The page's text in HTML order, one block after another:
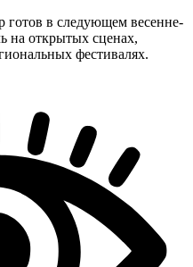
в следующем весенне-
на открытых сценах,
фестивалях.